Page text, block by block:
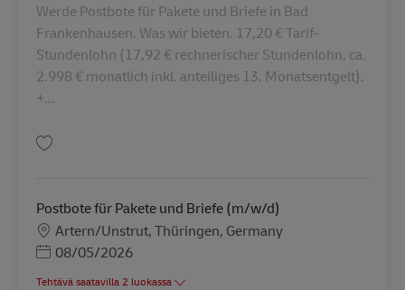
Werde Postbote für Pakete und Briefe in Bad
Frankenhausen. Was wir bieten. 17,20 € Tarif-
Stundenlohn (17,92 € rechnerischer Stundenlohn, ca.
2.998 € monatlich inkl. anteiliges 13. Monatsentgelt).
+...
Postbote für Pakete und Briefe (m/w/d)
Sijainti
Artern/Unstrut, Thüringen, Germany
Posted Date
08/05/2026
Tehtävä saatavilla 2 luokassa